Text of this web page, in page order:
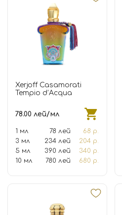
Xerjoff Casamorati
Tempio d’Acqua
78.00 лей/мл
1 мл 78 лей
68 р.
3 мл
234 лей
204 р.
5 мл
390 лей
340 р.
10 мл
780 лей 680 р.